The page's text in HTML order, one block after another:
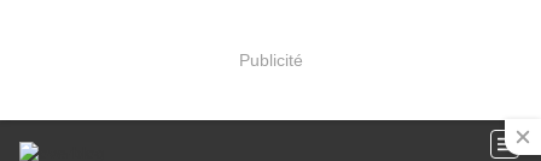
Publicité